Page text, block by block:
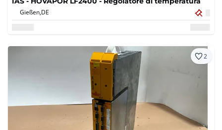
Gießen,DE
2